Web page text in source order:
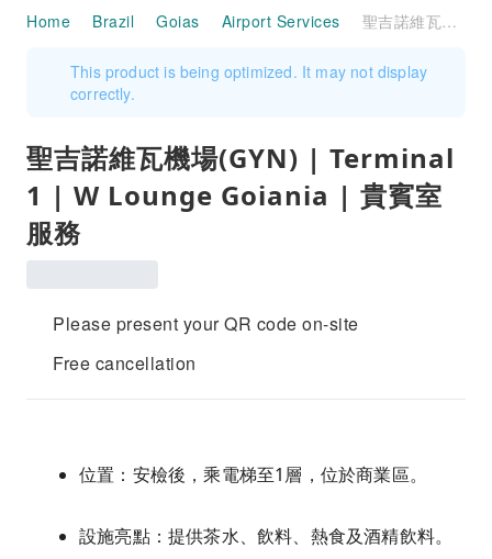
Home Brazil Goias Airport Services 聖吉諾維瓦機場(GYN) | Terminal 1 | W Lounge Goiania | 貴賓室服務
This product is being optimized. It may not display
correctly.
聖吉諾維瓦機場(GYN) | Terminal
1 | W Lounge Goiania | 貴賓室
服務
Please present your QR code on-site
Free cancellation
位置：安檢後，乘電梯至1層，位於商業區。
設施亮點：提供茶水、飲料、熱食及酒精飲料。